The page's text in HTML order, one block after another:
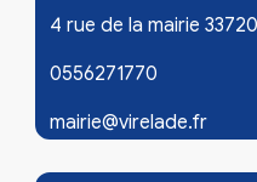
4 rue de la mairie
0556271770
mairie@virelade.fr